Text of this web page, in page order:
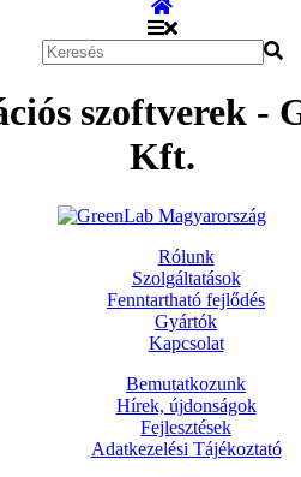
szoftverek -
Kft.
Rólunk
Szolgáltatások
Fenntartható fejlődés
Gyártók
Kapcsolat
Bemutatkozunk
Hírek, újdonságok
Fejlesztések
Adatkezelési Tájékoztató